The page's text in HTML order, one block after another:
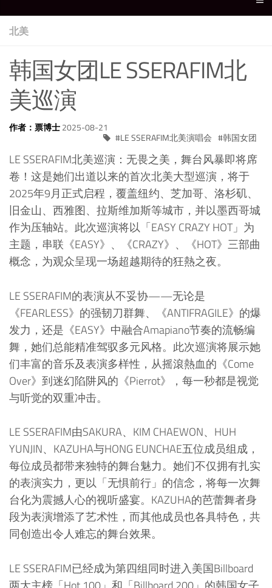
北美
韩国女团LE SSERAFIM北
美巡演
作者：票博士2025-08-21
LE SSERAFIM北美演唱会
韩国女团
LE SSERAFIM北美巡演：无畏之美，舞台风暴即将席
卷！这是她们出道以来的首次北美大型巡演，将于
2025年9月正式启程，覆盖纽约、芝加哥、洛杉矶、
旧金山、西雅图、拉斯维加斯等城市，并以墨西哥城
作为压轴站。此次巡演将以「EASY CRAZY HOT」为
主题，串联《EASY》、《CRAZY》、《HOT》三部曲
概念，为观众呈现一场超越期待的狂熱之夜。
LE SSERAFIM的表演从不妥协——无论是
《FEARLESS》的强韧刀群舞、《ANTIFRAGILE》的爆
发力，还是《EASY》中融合Amapiano节奏的流畅编
舞，她们总能精准驾驭多元风格。此次巡演将展示她
们丰富的音乐及表演多样性，从摇滾熱血的《Come
Over》到迷幻陷阱风的《Pierrot》，每一秒都是视觉
与听觉的双重冲击。
LE SSERAFIM由SAKURA、KIM CHAEWON、HUH
YUNJIN、KAZUHA与HONG EUNCHAE五位成员组成，
每位成员都带来独特的舞台魅力。她们不仅拥有扎实
的表演实力，更以「无惧前行」的信念，将每一次舞
台化为震撼人心的视听盛宴。KAZUHA的芭蕾舞者身
段为表演增添了艺术性，而其他成员也各具特色，共
同创造出令人难忘的舞台效果。
LE SSERAFIM已经成为第四组同时进入美国Billboard